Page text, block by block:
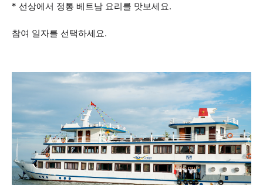
* 선상에서 정통 베트남 요리를 맛보세요.
참여 일자를 선택하세요.